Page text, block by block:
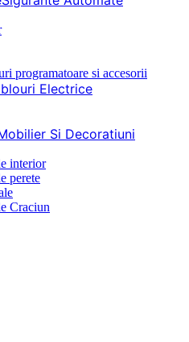
programatoare si accesorii
Electrice
Si Decoratiuni
interior
perete
Craciun